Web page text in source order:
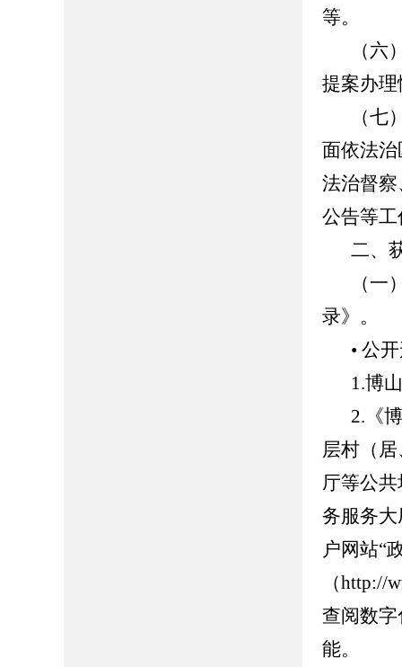
等。
（
提案办
（
面依法
法治督
公告等
二、
（
录》。
• 公
1.博
2.《
层村（
厅等公
务服务
户网站“
（http://
查阅数
能。